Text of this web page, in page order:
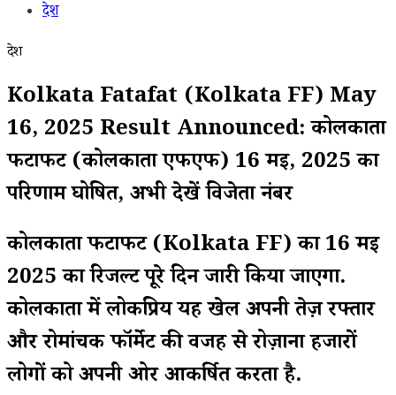
देश
देश
Kolkata Fatafat (Kolkata FF) May
16, 2025 Result Announced: कोलकाता
फटाफट (कोलकाता एफएफ) 16 मई, 2025 का
परिणाम घोषित, अभी देखें विजेता नंबर
कोलकाता फटाफट (Kolkata FF) का 16 मई
2025 का रिजल्ट पूरे दिन जारी किया जाएगा.
कोलकाता में लोकप्रिय यह खेल अपनी तेज़ रफ्तार
और रोमांचक फॉर्मेट की वजह से रोज़ाना हजारों
लोगों को अपनी ओर आकर्षित करता है.